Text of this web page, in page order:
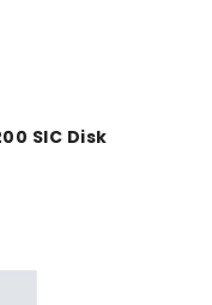
SIC Disk